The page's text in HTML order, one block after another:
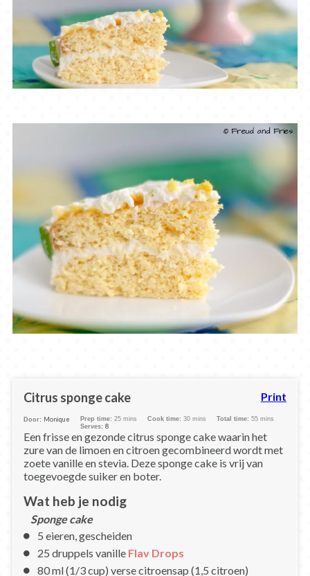
Citrus sponge cake Print
Door: Monique Prep time: 25 mins Cook time: 30 mins Total time: 55 mins
Serves: 8
Een frisse en gezonde citrus sponge cake waarin het
zure van de limoen en citroen gecombineerd wordt met
zoete vanille en stevia. Deze sponge cake is vrij van
toegevoegde suiker en boter.
Wat heb je nodig
Sponge cake
5 eieren, gescheiden
25 druppels vanille Flav Drops
80 ml (1/3 cup) verse citroensap (1,5 citroen)